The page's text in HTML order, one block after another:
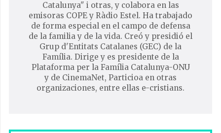
Catalunya" i otras, y colabora en las
emisoras COPE y Ràdio Estel. Ha trabajado
de forma especial en el campo de defensa
de la familia y de la vida. Creó y presidió el
Grup d'Entitats Catalanes (GEC) de la
Família. Dirige y es presidente de la
Plataforma per la Família Catalunya-ONU
y de CinemaNet, Particioa en otras
organizaciones, entre ellas e-cristians.